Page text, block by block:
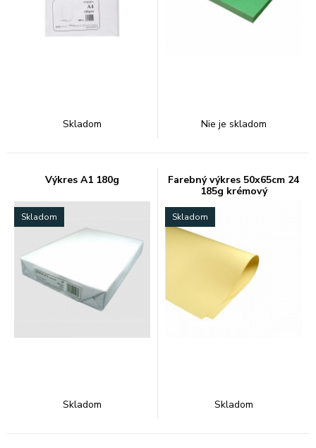
Skladom Nie je skladom
Výkres A1 180g
Skladom
Skladom
Farebný výkres 50x65cm 24
185g krémový
Skladom
Skladom